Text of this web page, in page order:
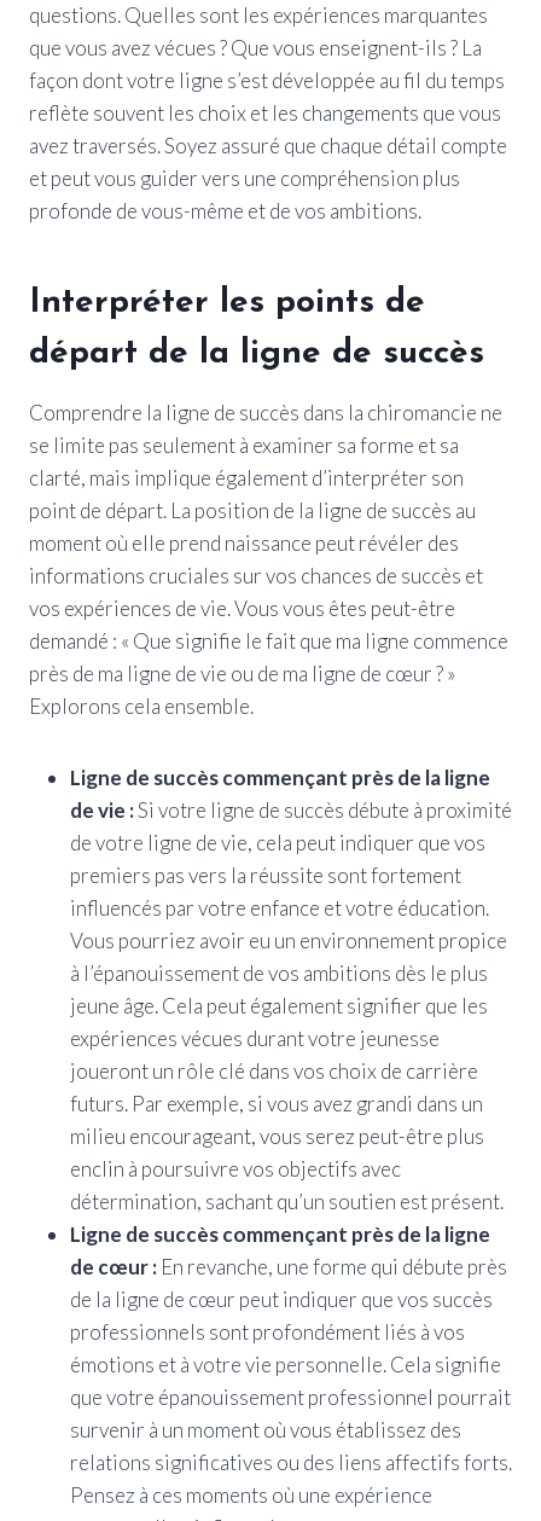
questions. Quelles sont les expériences marquantes
que vous avez vécues ? Que vous enseignent-ils ? La
façon dont votre ligne s’est développée au fil du temps
reflète souvent les choix et les changements que vous
avez traversés. Soyez assuré que chaque détail compte
et peut vous guider vers une compréhension plus
profonde de vous-même et de vos ambitions.
Interpréter les points de
départ de la ligne de succès
Comprendre la ligne de succès dans la chiromancie ne
se limite pas seulement à examiner sa forme et sa
clarté, mais implique également d’interpréter son
point de départ. La position de la ligne de succès au
moment où elle prend naissance peut révéler des
informations cruciales sur vos chances de succès et
vos expériences de vie. Vous vous êtes peut-être
demandé : « Que signifie le fait que ma ligne commence
près de ma ligne de vie ou de ma ligne de cœur ? »
Explorons cela ensemble.
Ligne de succès commençant près de la ligne
de vie :Si votre ligne de succès débute à proximité
de votre ligne de vie, cela peut indiquer que vos
premiers pas vers la réussite sont fortement
influencés par votre enfance et votre éducation.
Vous pourriez avoir eu un environnement propice
à l’épanouissement de vos ambitions dès le plus
jeune âge. Cela peut également signifier que les
expériences vécues durant votre jeunesse
joueront un rôle clé dans vos choix de carrière
futurs. Par exemple, si vous avez grandi dans un
milieu encourageant, vous serez peut-être plus
enclin à poursuivre vos objectifs avec
détermination, sachant qu’un soutien est présent.
Ligne de succès commençant près de la ligne
de cœur : En revanche, une forme qui débute près
de la ligne de cœur peut indiquer que vos succès
professionnels sont profondément liés à vos
émotions et à votre vie personnelle. Cela signifie
que votre épanouissement professionnel pourrait
survenir à un moment où vous établissez des
relations significatives ou des liens affectifs forts.
Pensez à ces moments où une expérience